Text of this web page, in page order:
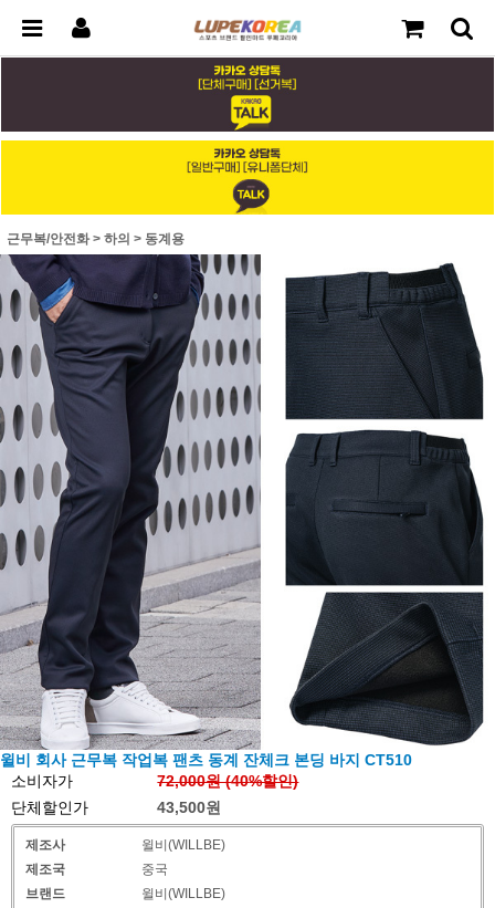
근무복/안전화 > 하의 > 동계용
윌비 회사 근무복 작업복 팬츠 동계 잔체크 본딩 바지 CT510
소비자가
72,000원 (40%할인)
단체할인가
43,500원
제조사
윌비(WILLBE)
제조국
중국
브랜드
윌비(WILLBE)